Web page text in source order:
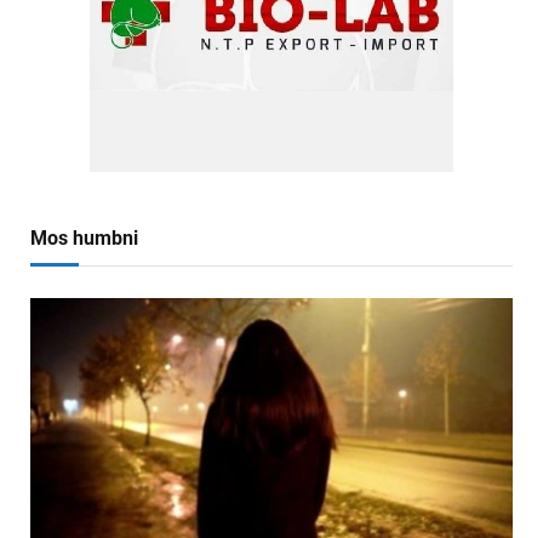
Mos humbni